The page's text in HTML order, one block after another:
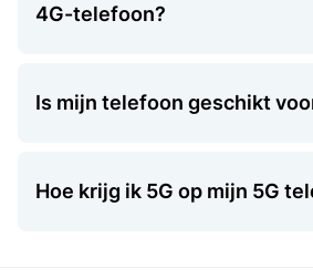
4G-telefoon?
Is mijn telefoon geschikt
Hoe krijg ik 5G op mijn 5G